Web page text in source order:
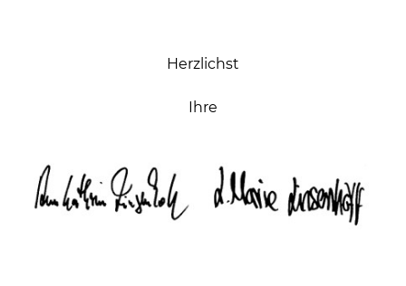
Herzlichst
Ihre